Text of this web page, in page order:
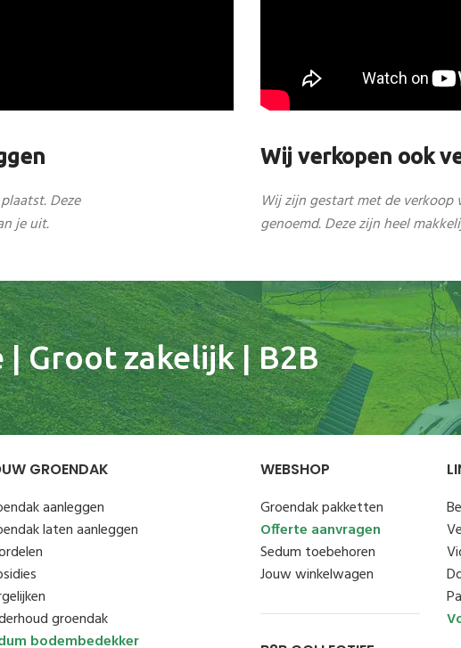
Deze
je uit.
Wij verkopen ook
Wij zijn gestart met de verkoop
genoemd. Deze zijn heel
Groot zakelijk | B2B
GROENDAK
aanleggen
laten aanleggen
groendak
bodembedekker
WEBSHOP
Groendak pakketten
Offerte aanvragen
Sedum toebehoren
Jouw winkelwagen